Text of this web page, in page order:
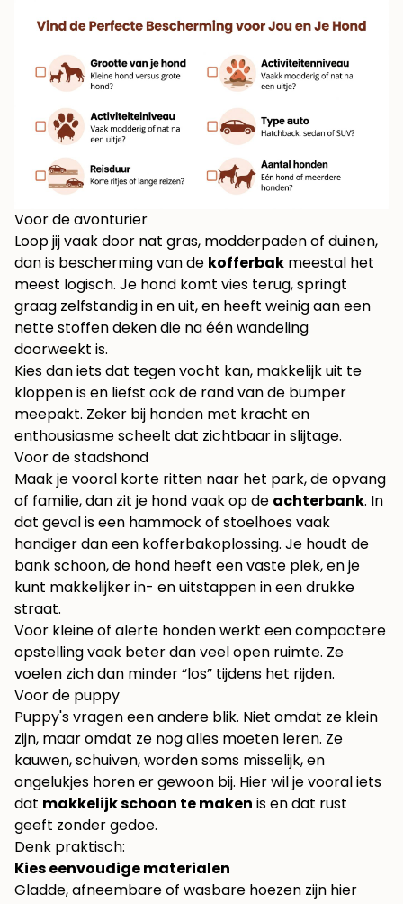
Voor de avonturier
Loop jij vaak door nat gras, modderpaden of duinen,
dan is bescherming van de kofferbak meestal het
meest logisch. Je hond komt vies terug, springt
graag zelfstandig in en uit, en heeft weinig aan een
nette stoffen deken die na één wandeling
doorweekt is.
Kies dan iets dat tegen vocht kan, makkelijk uit te
kloppen is en liefst ook de rand van de bumper
meepakt. Zeker bij honden met kracht en
enthousiasme scheelt dat zichtbaar in slijtage.
Voor de stadshond
Maak je vooral korte ritten naar het park, de opvang
of familie, dan zit je hond vaak op de achterbank. In
dat geval is een hammock of stoelhoes vaak
handiger dan een kofferbakoplossing. Je houdt de
bank schoon, de hond heeft een vaste plek, en je
kunt makkelijker in- en uitstappen in een drukke
straat.
Voor kleine of alerte honden werkt een compactere
opstelling vaak beter dan veel open ruimte. Ze
voelen zich dan minder “los” tijdens het rijden.
Voor de puppy
Puppy's vragen een andere blik. Niet omdat ze klein
zijn, maar omdat ze nog alles moeten leren. Ze
kauwen, schuiven, worden soms misselijk, en
ongelukjes horen er gewoon bij. Hier wil je vooral iets
dat makkelijk schoon te maken is en dat rust
geeft zonder gedoe.
Denk praktisch:
Kies eenvoudige materialen
Gladde, afneembare of wasbare hoezen zijn hier